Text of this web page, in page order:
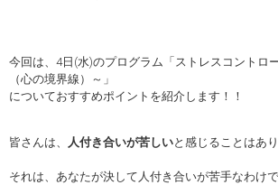
今回は、4日(水)のプログラム「ストレスコントロ
（心の境界線）～」
についておすすめポイントを紹介します！！
皆さんは、 人付き合いが苦しいと感じることはあ
それは、あなたが決して人付き合いが苦手なわけで